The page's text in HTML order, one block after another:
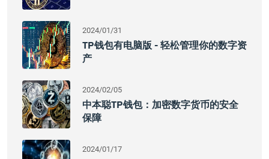
2024/01/31
TP钱包有电脑版 - 轻松管理你的数字资
产
2024/02/05
中本聪TP钱包：加密数字货币的安全
保障
2024/01/17